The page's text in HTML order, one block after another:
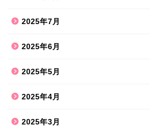
2025年7月
2025年6月
2025年5月
2025年4月
2025年3月